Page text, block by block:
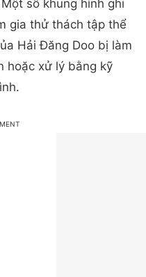
số khung hình ghi
gia thử thách tập thể
Hải Đăng Doo bị làm
hoặc xử lý bằng kỹ